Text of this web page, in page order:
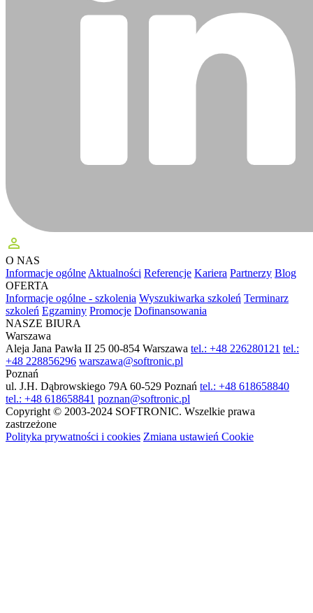
perm_identity
O NAS
Informacje ogólne Aktualności Referencje Kariera Partnerzy Blog
OFERTA
Informacje ogólne - szkolenia Wyszukiwarka szkoleń Terminarz
szkoleń Egzaminy Promocje Dofinansowania
NASZE BIURA
Warszawa
Aleja Jana Pawła II 25 00-854 Warszawa tel.: +48 226280121 tel.:
+48 228856296 warszawa@softronic.pl
Poznań
ul. J.H. Dąbrowskiego 79A 60-529 Poznań tel.: +48 618658840
tel.: +48 618658841 poznan@softronic.pl
Copyright © 2003-2024 SOFTRONIC. Wszelkie prawa
zastrzeżone
Polityka prywatności i cookies Zmiana ustawień Cookie